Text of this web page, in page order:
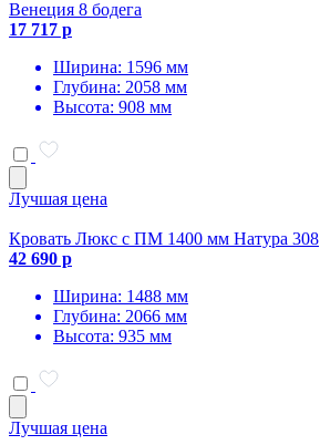
Венеция 8 бодега
17 717 р
Ширина: 1596 мм
Глубина: 2058 мм
Высота: 908 мм
Лучшая цена
Кровать Люкс с ПМ 1400 мм Натура 308
42 690 р
Ширина: 1488 мм
Глубина: 2066 мм
Высота: 935 мм
Лучшая цена